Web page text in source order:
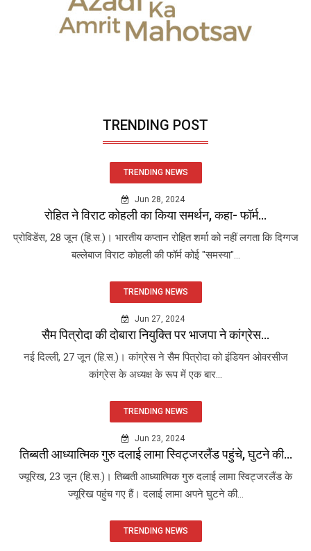
TRENDING POST
TRENDING NEWS
Jun 28, 2024
रोहित ने विराट कोहली का किया समर्थन, कहा- फॉर्म...
प्रोविडेंस, 28 जून (हि.स.)। भारतीय कप्तान रोहित शर्मा को नहीं लगता कि दिग्गज
बल्लेबाज विराट कोहली की फॉर्म कोई "समस्या"...
TRENDING NEWS
Jun 27, 2024
सैम पित्रोदा की दोबारा नियुक्ति पर भाजपा ने कांग्रेस...
नई दिल्ली, 27 जून (हि.स.)। कांग्रेस ने सैम पित्रोदा को इंडियन ओवरसीज
कांग्रेस के अध्यक्ष के रूप में एक बार...
TRENDING NEWS
Jun 23, 2024
तिब्बती आध्यात्मिक गुरु दलाई लामा स्विट्जरलैंड पहुंचे, घुटने की...
ज्यूरिख, 23 जून (हि.स.)। तिब्बती आध्यात्मिक गुरु दलाई लामा स्विट्जरलैंड के
ज्यूरिख पहुंच गए हैं। दलाई लामा अपने घुटने की...
TRENDING NEWS